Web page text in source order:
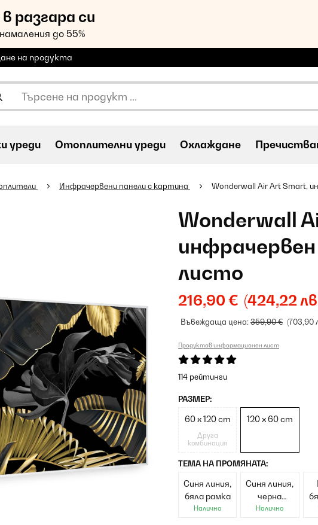
разгара си
до 55%
на продукта
уреди Oтоплителни уреди Охлаждане
Инфрачервени панели с картина Wonderwall Air Art Smart,
Wonderwall
листо
216,90 € (424,22
Въвеждаща цена:359,90 € (703,90
Продуктов информационен лист
114 рейтинги
РАЗМЕР:
60 x 120 cm
Друга
комбинация
120 x 60 cm
ТЕМА НА ПРОМЯНАТА:
Синя линия,
бяла рамка
Налично
Синя линия,
черна
рамка
Налично